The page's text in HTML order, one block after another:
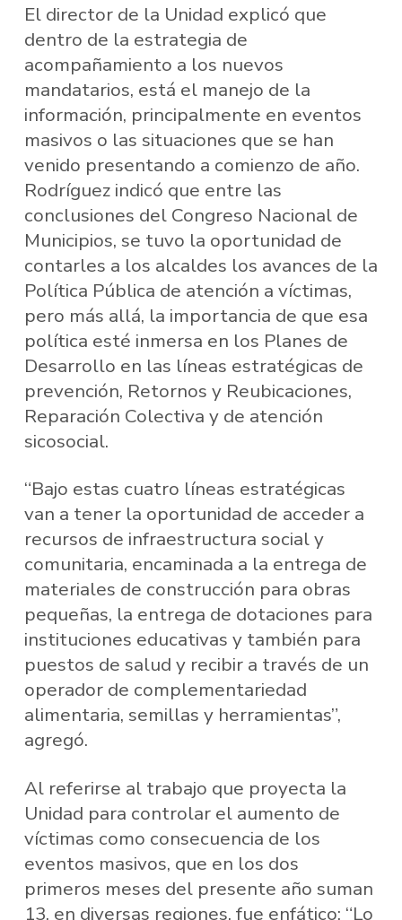
El director de la Unidad explicó que
dentro de la estrategia de
acompañamiento a los nuevos
mandatarios, está el manejo de la
información, principalmente en eventos
masivos o las situaciones que se han
venido presentando a comienzo de año.
Rodríguez indicó que entre las
conclusiones del Congreso Nacional de
Municipios, se tuvo la oportunidad de
contarles a los alcaldes los avances de la
Política Pública de atención a víctimas,
pero más allá, la importancia de que esa
política esté inmersa en los Planes de
Desarrollo en las líneas estratégicas de
prevención, Retornos y Reubicaciones,
Reparación Colectiva y de atención
sicosocial.
“Bajo estas cuatro líneas estratégicas
van a tener la oportunidad de acceder a
recursos de infraestructura social y
comunitaria, encaminada a la entrega de
materiales de construcción para obras
pequeñas, la entrega de dotaciones para
instituciones educativas y también para
puestos de salud y recibir a través de un
operador de complementariedad
alimentaria, semillas y herramientas”,
agregó.
Al referirse al trabajo que proyecta la
Unidad para controlar el aumento de
víctimas como consecuencia de los
eventos masivos, que en los dos
primeros meses del presente año suman
13, en diversas regiones, fue enfático: “Lo